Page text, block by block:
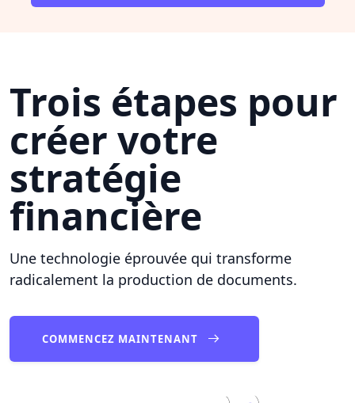
Trois étapes pour
créer votre
stratégie
financière
Une technologie éprouvée qui transforme
radicalement la production de documents.
COMMENCEZ MAINTENANT